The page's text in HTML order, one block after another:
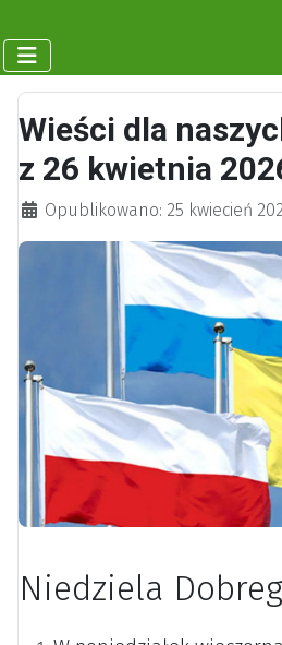
Wieści dla
z 26 kwietnia
Szczegóły
Opublikowano: 25 kwiecień
Niedziela